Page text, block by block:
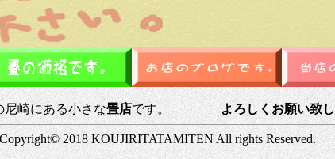
崎にある小さな畳店です。 よろしくお願い致し
Copyright© 2018 KOUJIRITATAMITEN All rights Reserved.